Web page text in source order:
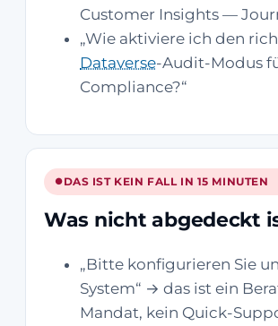
Customer Insights —
„Wie aktiviere ich den
Dataverse-Audit-Modus
Compliance?“
DAS IST KEIN FALL IN 15 MINUTEN
Was nicht abgedeckt
„Bitte konfigurieren Sie
System“ → das ist ein
Mandat, kein Quick-